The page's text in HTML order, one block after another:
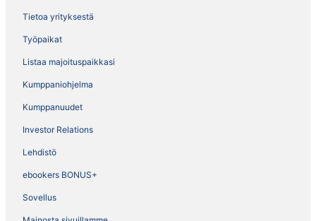
Tietoa yrityksestä
Työpaikat
Listaa majoituspaikkasi
Kumppaniohjelma
Kumppanuudet
Investor Relations
Lehdistö
ebookers BONUS+
Sovellus